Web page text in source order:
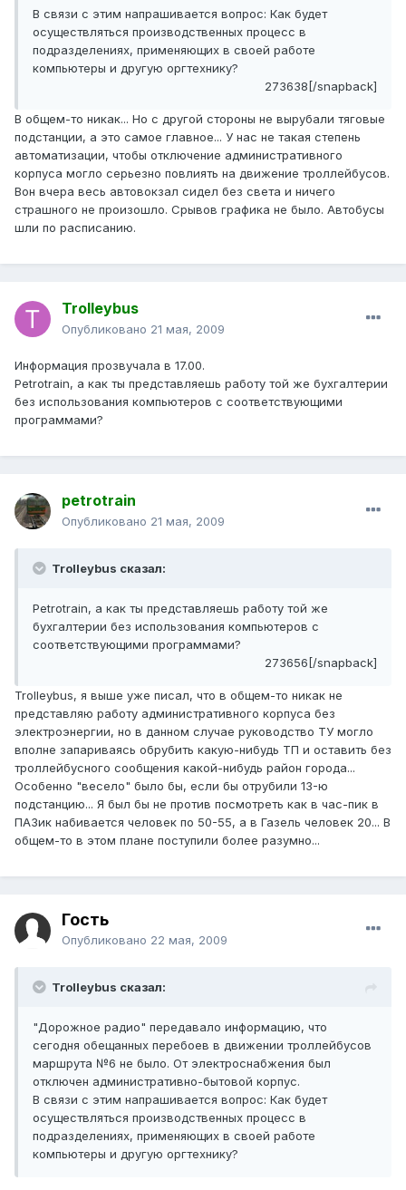
В связи с этим напрашивается вопрос: Как будет
осуществляться производственных процесс в
подразделениях, применяющих в своей работе
компьютеры и другую оргтехнику?
273638[/snapback]
В общем-то никак... Но с другой стороны не вырубали тяговые
подстанции, а это самое главное... У нас не такая степень
автоматизации, чтобы отключение административного
корпуса могло серьезно повлиять на движение троллейбусов.
Вон вчера весь автовокзал сидел без света и ничего
страшного не произошло. Срывов графика не было. Автобусы
шли по расписанию.
Trolleybus
Опубликовано 21 мая, 2009
Информация прозвучала в 17.00.
Petrotrain, а как ты представляешь работу той же бухгалтерии
без использования компьютеров с соответствующими
программами?
petrotrain
Опубликовано 21 мая, 2009
Trolleybus сказал:
Petrotrain, а как ты представляешь работу той же
бухгалтерии без использования компьютеров с
соответствующими программами?
273656[/snapback]
Trolleybus, я выше уже писал, что в общем-то никак не
представляю работу административного корпуса без
электроэнергии, но в данном случае руководство ТУ могло
вполне запариваясь обрубить какую-нибудь ТП и оставить без
троллейбусного сообщения какой-нибудь район города...
Особенно "весело" было бы, если бы отрубили 13-ю
подстанцию... Я был бы не против посмотреть как в час-пик в
ПАЗик набивается человек по 50-55, а в Газель человек 20... В
общем-то в этом плане поступили более разумно...
Гость
Опубликовано 22 мая, 2009
Trolleybus сказал:
"Дорожное радио" передавало информацию, что
сегодня обещанных перебоев в движении троллейбусов
маршрута №6 не было. От электроснабжения был
отключен административно-бытовой корпус.
В связи с этим напрашивается вопрос: Как будет
осуществляться производственных процесс в
подразделениях, применяющих в своей работе
компьютеры и другую оргтехнику?